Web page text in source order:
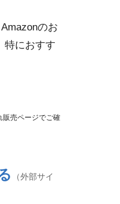
のお
特におすす
売ページでご確
（外部サイ